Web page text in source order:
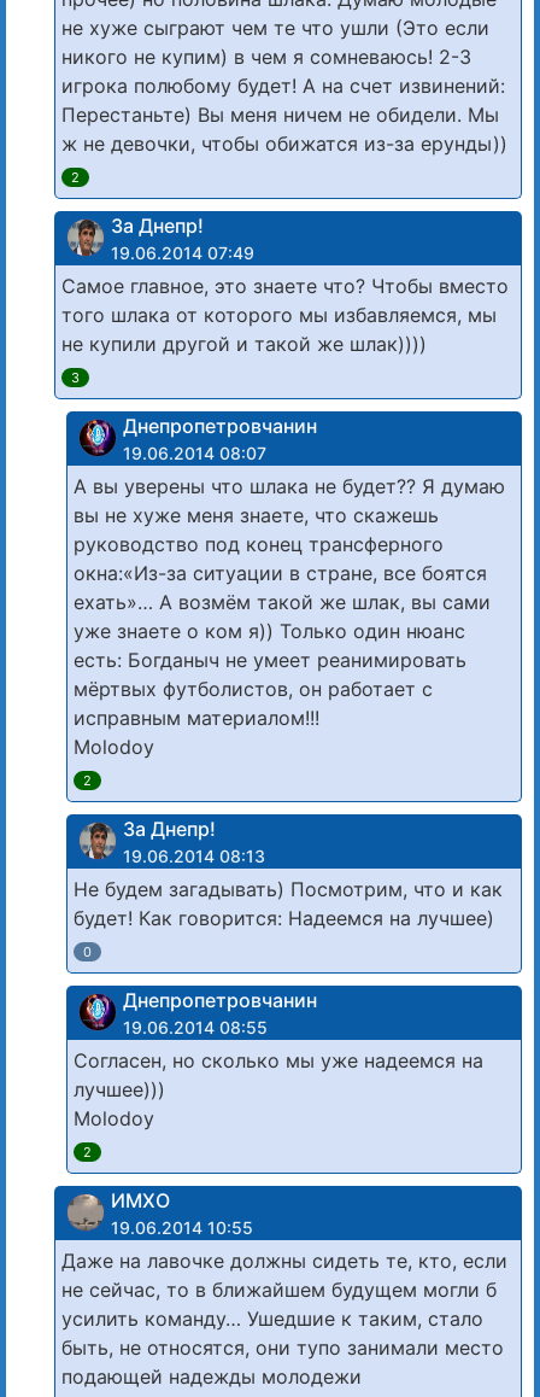
не хуже сыграют чем те что ушли (Это если
никого не купим) в чем я сомневаюсь! 2-3
игрока полюбому будет! А на счет извинений:
Перестаньте) Вы меня ничем не обидели. Мы
ж не девочки, чтобы обижатся из-за ерунды))
2
За Днепр!
19.06.2014 07:49
Самое главное, это знаете что? Чтобы вместо
того шлака от которого мы избавляемся, мы
не купили другой и такой же шлак))))
3
Днепропетровчанин
19.06.2014 08:07
А вы уверены что шлака не будет?? Я думаю
вы не хуже меня знаете, что скажешь
руководство под конец трансферного
окна:«Из-за ситуации в стране, все боятся
ехать»… А возмём такой же шлак, вы сами
уже знаете о ком я)) Только один нюанс
есть: Богданыч не умеет реанимировать
мёртвых футболистов, он работает с
исправным материалом!!!
Molodoy
2
За Днепр!
19.06.2014 08:13
Не будем загадывать) Посмотрим, что и как
будет! Как говорится: Надеемся на лучшее)
0
Днепропетровчанин
19.06.2014 08:55
Согласен, но сколько мы уже надеемся на
лучшее)))
Molodoy
2
ИМХО
19.06.2014 10:55
Даже на лавочке должны сидеть те, кто, если
не сейчас, то в ближайшем будущем могли б
усилить команду… Ушедшие к таким, стало
быть, не относятся, они тупо занимали место
подающей надежды молодежи